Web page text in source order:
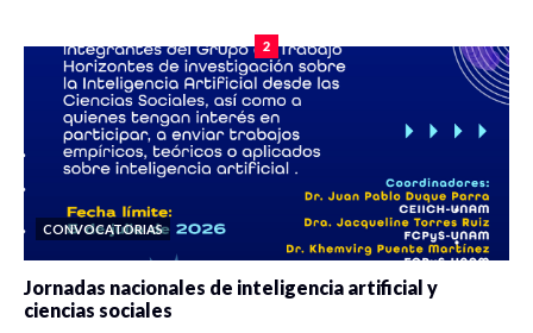
2
CONVOCATORIAS
Jornadas nacionales de inteligencia artificial y
ciencias sociales